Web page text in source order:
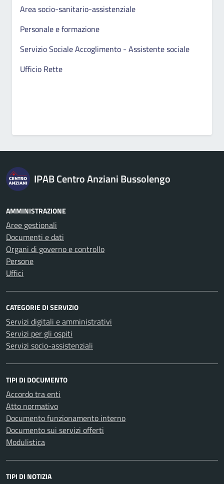
Area socio-sanitario-assistenziale
Personale e formazione
Servizio Sociale Accoglimento - Assistente sociale
Ufficio Rette
IPAB Centro Anziani Bussolengo
AMMINISTRAZIONE
Aree gestionali
Documenti e dati
Organi di governo e controllo
Persone
Uffici
CATEGORIE DI SERVIZIO
Servizi digitali e amministrativi
Servizi per gli ospiti
Servizi socio-assistenziali
TIPI DI DOCUMENTO
Accordo tra enti
Atto normativo
Documento funzionamento interno
Documento sui servizi offerti
Modulistica
TIPI DI NOTIZIA